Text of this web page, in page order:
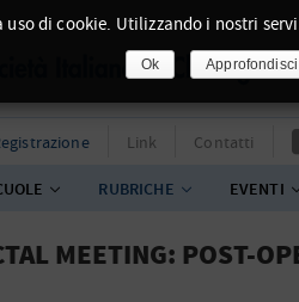
Link Contatti
RUBRICHE EVENTI
MEETING: POST-
uso di cookie. Utilizzando i nostri
Ok Approfondisci